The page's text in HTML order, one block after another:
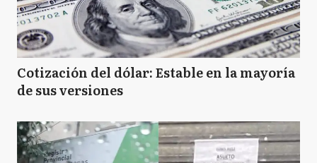
Cotización del dólar: Estable en la mayoría
de sus versiones